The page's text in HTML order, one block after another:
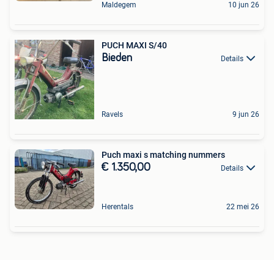
Maldegem 10 jun 26
PUCH MAXI S/40
Bieden Details
Ravels 9 jun 26
Puch maxi s matching nummers
€ 1.350,00 Details
Herentals 22 mei 26